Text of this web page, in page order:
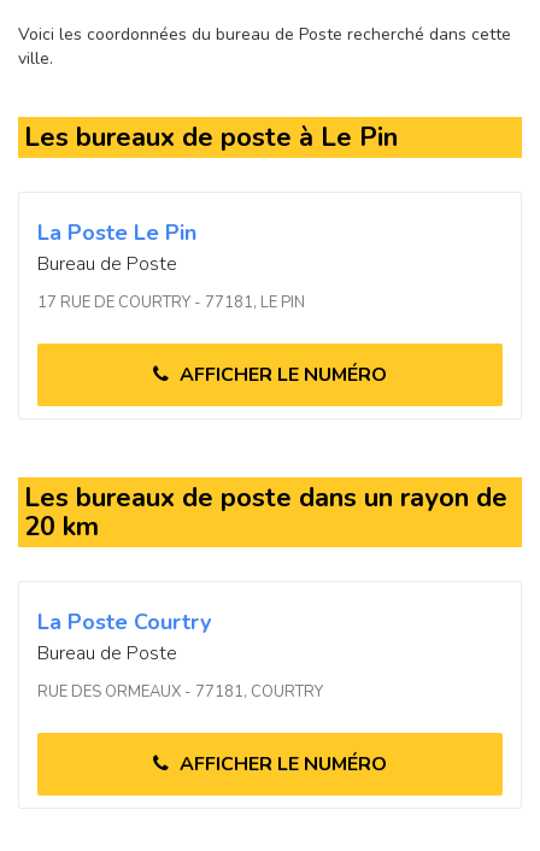
Voici les coordonnées du bureau de Poste recherché dans cette
ville.
Les bureaux de poste à Le Pin
La Poste Le Pin
Bureau de Poste
17 RUE DE COURTRY - 77181, LE PIN
AFFICHER LE NUMÉRO
Les bureaux de poste dans un rayon de
20 km
La Poste Courtry
Bureau de Poste
RUE DES ORMEAUX - 77181, COURTRY
AFFICHER LE NUMÉRO